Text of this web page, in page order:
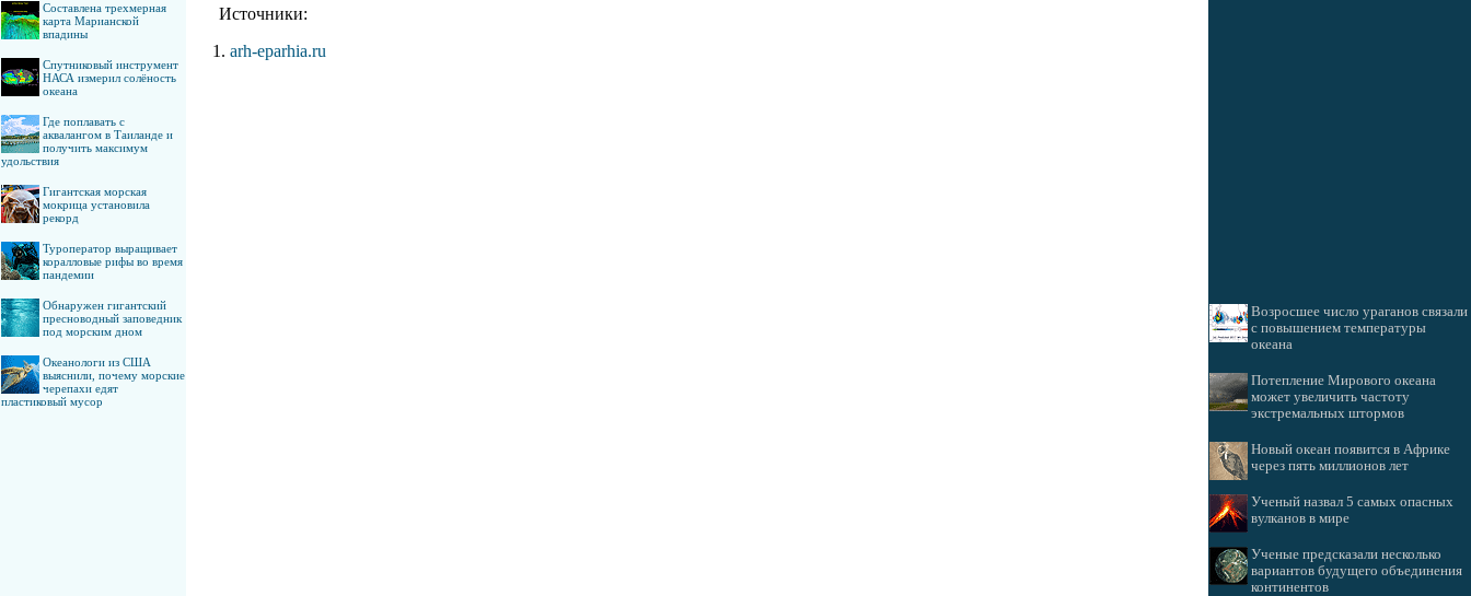
Составлена трехмерная
карта Марианской
впадины
Спутниковый инструмент
НАСА измерил солёность
океана
Где поплавать с
аквалангом в Таиланде и
получить максимум
удольствия
Гигантская морская
мокрица установила
рекорд
Туроператор выращивает
коралловые рифы во время
пандемии
Обнаружен гигантский
пресноводный заповедник
под морским дном
Океанологи из США
выяснили, почему морские
черепахи едят
пластиковый мусор
Источники:
arh-eparhia.ru
Возросшее число ураганов связали
с повышением температуры
океана
Потепление Мирового океана
может увеличить частоту
экстремальных штормов
Новый океан появится в Африке
через пять миллионов лет
Ученый назвал 5 самых опасных
вулканов в мире
Ученые предсказали несколько
вариантов будущего объединения
континентов